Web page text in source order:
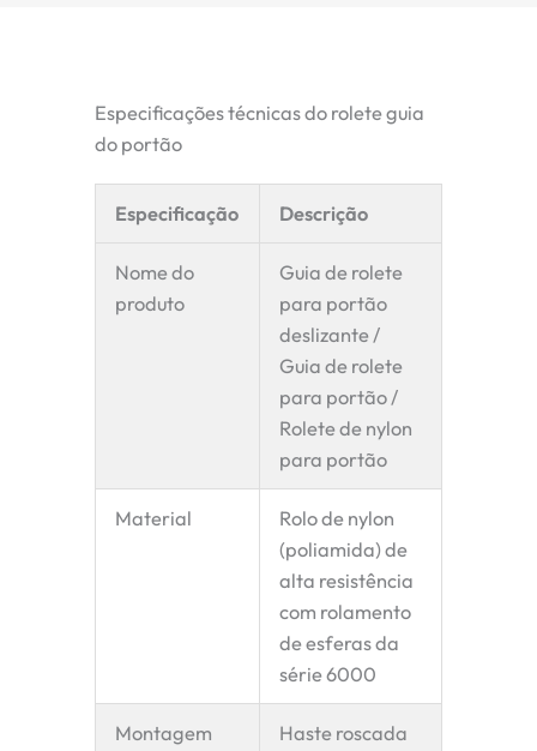
Especificações técnicas do rolete guia
do portão
Especificação Descrição
Nome do
produto
Guia de rolete
para portão
deslizante /
Guia de rolete
para portão /
Rolete de nylon
para portão
Material
Rolo de nylon
(poliamida) de
alta resistência
com rolamento
de esferas da
série 6000
Montagem
Haste roscada